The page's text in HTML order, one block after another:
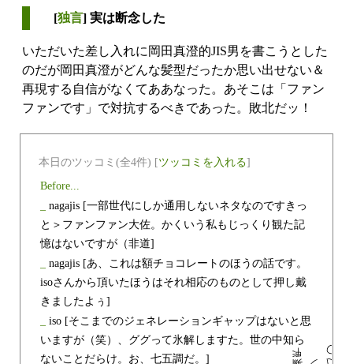
[独言] 実は断念した
いただいた差し入れに岡田真澄的JIS男を書こうとした
のだが岡田真澄がどんな髪型だったか思い出せない＆
再現する自信がなくてああなった。あそこは「ファン
ファンです」で対抗するべきであった。敗北だッ！
本日のツッコミ(全4件) [ツッコミを入れる]
Before...
nagajis [一部世代にしか通用しないネタなのですきっ
と＞ファンファン大佐。かくいう私もじっくり観た記
憶はないですが（非道]
nagajis [あ、これは額チョコレートのほうの話です。
isoさんから頂いたほうはそれ相応のものとして押し戴
きましたよぅ]
iso [そこまでのジェネレーションギャップはないと思
いますが（笑）、ググって氷解しますた。世の中知ら
ないことだらけ。お、七五調だ。]